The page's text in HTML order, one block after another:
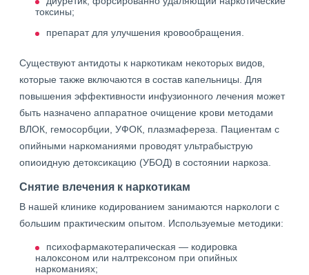
токсины;
препарат для улучшения кровообращения.
Существуют антидоты к наркотикам некоторых видов,
которые также включаются в состав капельницы. Для
повышения эффективности инфузионного лечения может
быть назначено аппаратное очищение крови методами
ВЛОК, гемосорбции, УФОК, плазмафереза. Пациентам с
опийными наркоманиями проводят ультрабыструю
опиоидную детоксикацию (УБОД) в состоянии наркоза.
Снятие влечения к наркотикам
В нашей клинике кодированием занимаются наркологи с
большим практическим опытом. Используемые методики:
психофармакотерапическая — кодировка
налоксоном или налтрексоном при опийных
наркоманиях;